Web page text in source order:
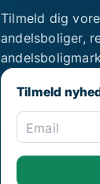
Tilmeld dig
andelsboliger,
Tilmeld
Email